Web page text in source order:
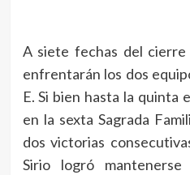
A siete fechas del
enfrentarán los dos
E. Si bien hasta la
en la sexta Sagrada
dos victorias
Sirio logró